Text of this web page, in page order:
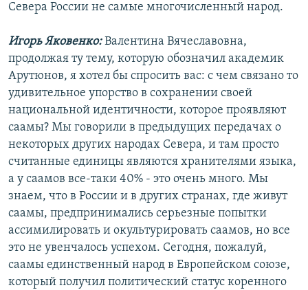
Севера России не самые многочисленный народ.
Игорь Яковенко:Валентина Вячеславовна,
продолжая ту тему, которую обозначил академик
Арутюнов, я хотел бы спросить вас: с чем связано то
удивительное упорство в сохранении своей
национальной идентичности, которое проявляют
саамы? Мы говорили в предыдущих передачах о
некоторых других народах Севера, и там просто
считанные единицы являются хранителями языка,
а у саамов все-таки 40% - это очень много. Мы
знаем, что в России и в других странах, где живут
саамы, предпринимались серьезные попытки
ассимилировать и окультурировать саамов, но все
это не увенчалось успехом. Сегодня, пожалуй,
саамы единственный народ в Европейском союзе,
который получил политический статус коренного